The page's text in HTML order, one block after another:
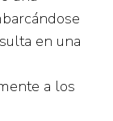
en una
a los